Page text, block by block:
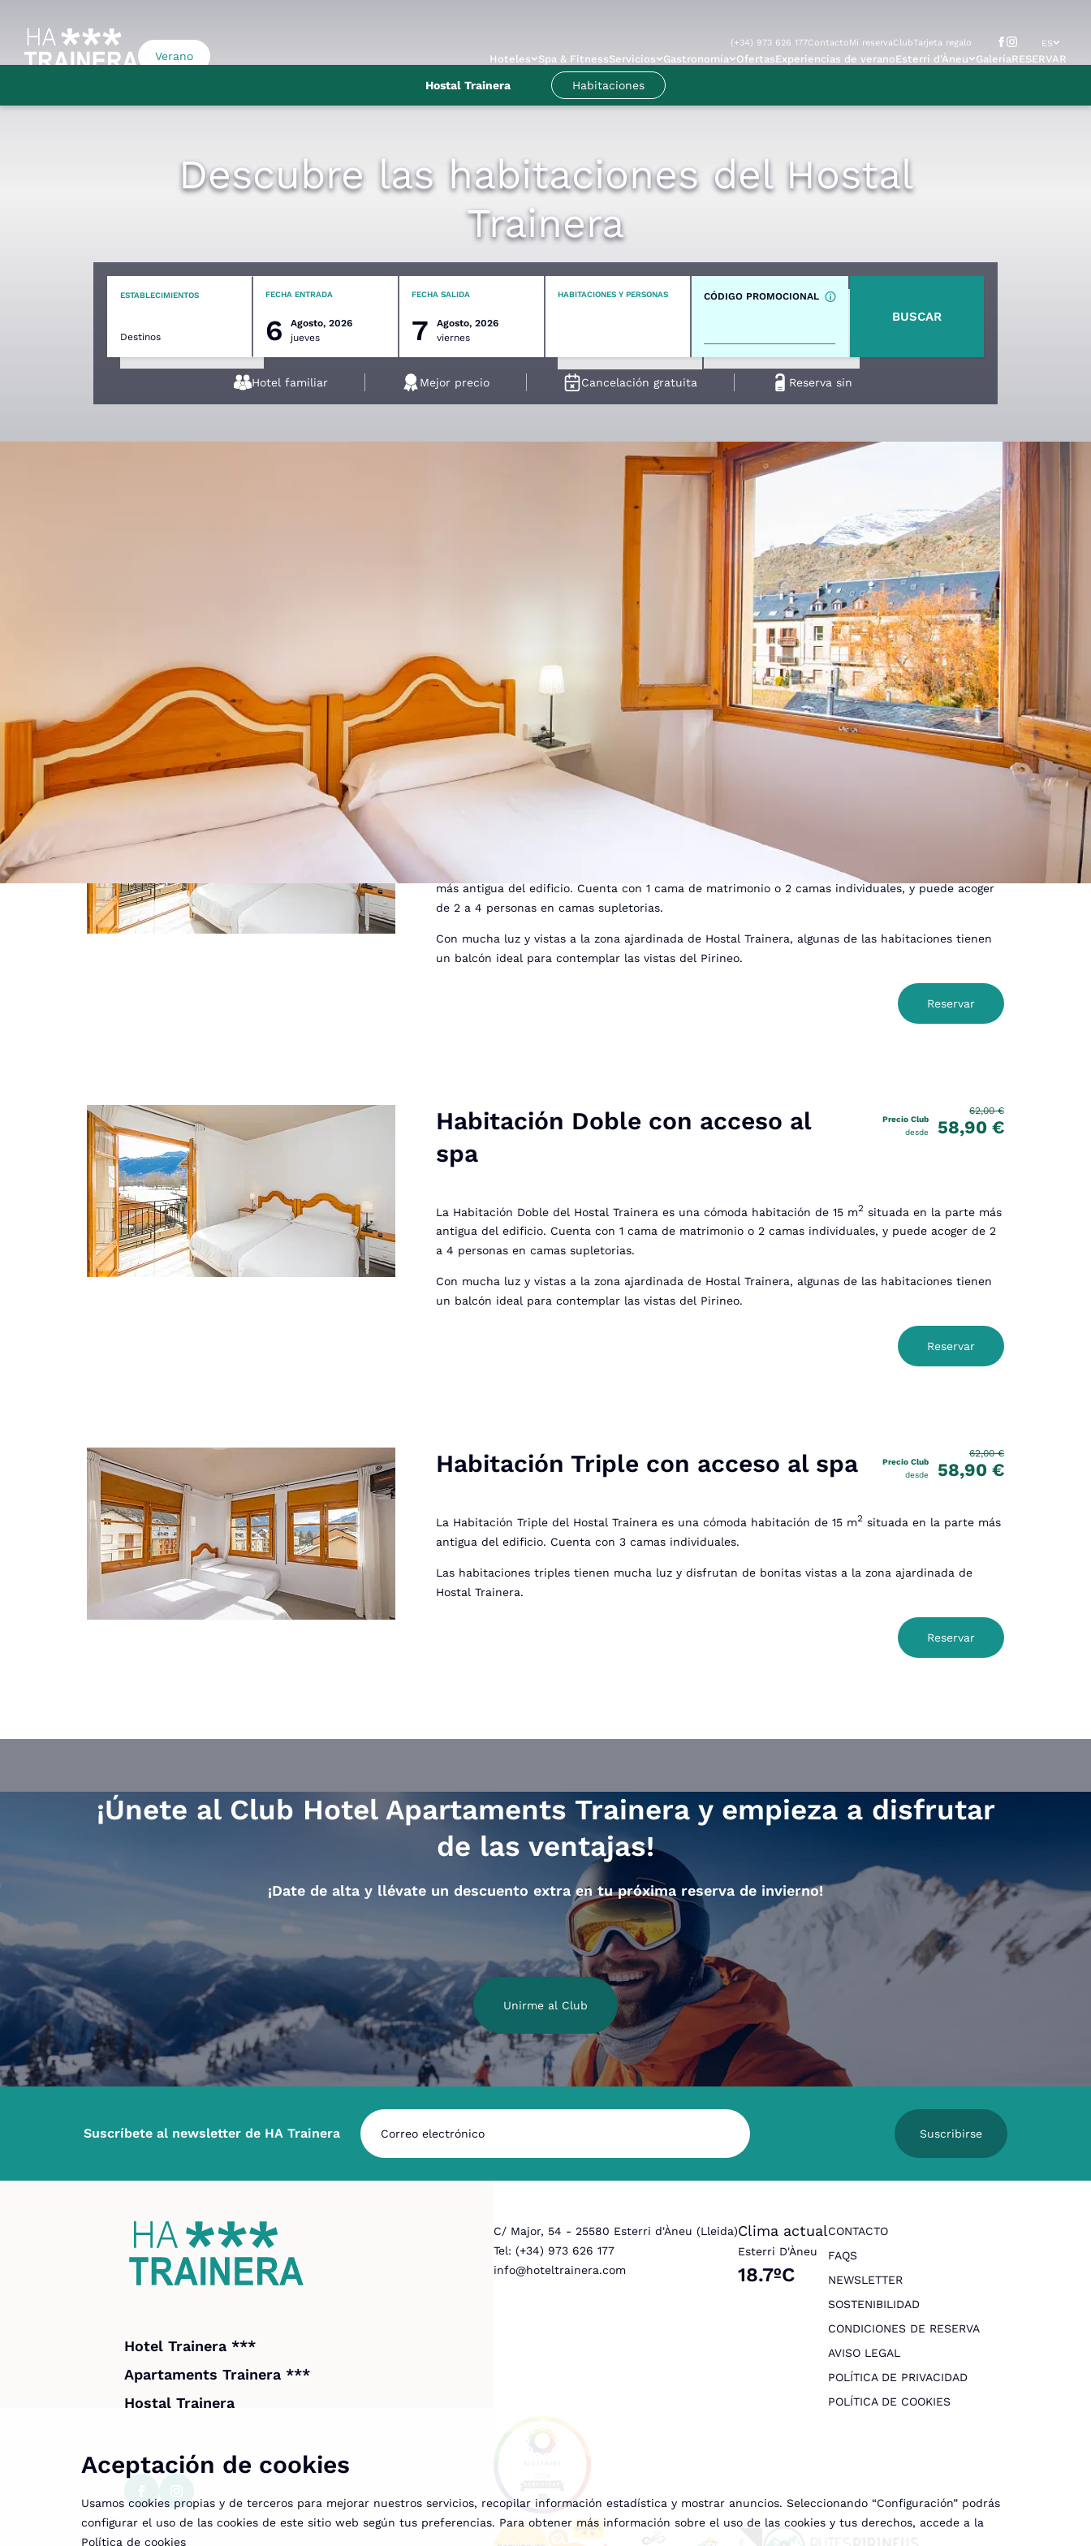
Verano
(+34) 973 626 177ContactoMi reservaClubTarjeta regalo ES
Hoteles Spa & FitnessServicios Gastronomía OfertasExperiencias de veranoEsterri d'Àneu GaleríaRESERVAR
Descubre las habitaciones del Hostal
Trainera
ESTABLECIMIENTOS
Destinos
FECHA ENTRADA
6
Agosto, 2026
jueves
FECHA SALIDA
7
Agosto, 2026
viernes
HABITACIONES Y PERSONAS CÓDIGO PROMOCIONAL
BUSCAR
Hotel familiar Mejor precio Cancelación gratuita Reserva sin intermediarios
Hostal Trainera Habitaciones
Se trata de la zona más económica del complejo hotelero, aunque podrás
disfrutar igualmente de la mayor parte de los servicios complementarios que ofrece Hotel Apartaments Trainera: cafetería, restaurante, spa, gimnasio, sala de
Las habitaciones, sencillas y funcionales, cuentan con baño completo, televisión y servicio de limpieza diario.
Habitación Individual con acceso al
47,00 €
La Habitación Individual del Hostal Trainera es una cómoda habitación de 15 m
más antigua del edificio. Cuenta con 1 cama de matrimonio o 2 camas individuales, y puede acoger
de 2 a 4 personas en camas supletorias.
Con mucha luz y vistas a la zona ajardinada de Hostal Trainera, algunas de las habitaciones tienen
un balcón ideal para contemplar las vistas del Pirineo.
Reservar
Habitación Doble con acceso al
spa
Precio Club
desde
58,90 €
62,00 €
La Habitación Doble del Hostal Trainera es una cómoda habitación de 15 m2 situada en la parte más
antigua del edificio. Cuenta con 1 cama de matrimonio o 2 camas individuales, y puede acoger de 2
a 4 personas en camas supletorias.
Con mucha luz y vistas a la zona ajardinada de Hostal Trainera, algunas de las habitaciones tienen
un balcón ideal para contemplar las vistas del Pirineo.
Reservar
Habitación Triple con acceso al spa
Precio Club
desde
58,90 €
62,00 €
La Habitación Triple del Hostal Trainera es una cómoda habitación de 15 m2 situada en la parte más
antigua del edificio. Cuenta con 3 camas individuales.
Las habitaciones triples tienen mucha luz y disfrutan de bonitas vistas a la zona ajardinada de
Hostal Trainera.
Reservar
¡Únete al Club Hotel Apartaments Trainera y empieza a disfrutar
de las ventajas!
¡Date de alta y llévate un descuento extra en tu próxima reserva de invierno!
Unirme al Club
Suscríbete al newsletter de HA Trainera Suscribirse
Hotel Trainera ***
Apartaments Trainera ***
Hostal Trainera
C/ Major, 54 - 25580 Esterri d'Àneu (Lleida)
Tel: (+34) 973 626 177
info@hoteltrainera.com
Clima actual
Esterri D'Àneu
18.7ºC
CONTACTO
FAQS
NEWSLETTER
SOSTENIBILIDAD
CONDICIONES DE RESERVA
AVISO LEGAL
POLÍTICA DE PRIVACIDAD
POLÍTICA DE COOKIES
Aceptación de cookies
Usamos cookies propias y de terceros para mejorar nuestros servicios, recopilar información estadística y mostrar anuncios. Seleccionando “Configuración” podrás
configurar el uso de las cookies de este sitio web según tus preferencias. Para obtener más información sobre el uso de las cookies y tus derechos, accede a la
Política de cookies